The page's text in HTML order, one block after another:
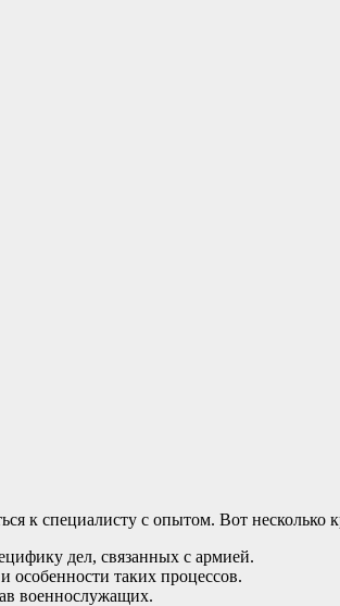
к специалисту с опытом. Вот несколько
дел, связанных с армией.
таких процессов.
военнослужащих.